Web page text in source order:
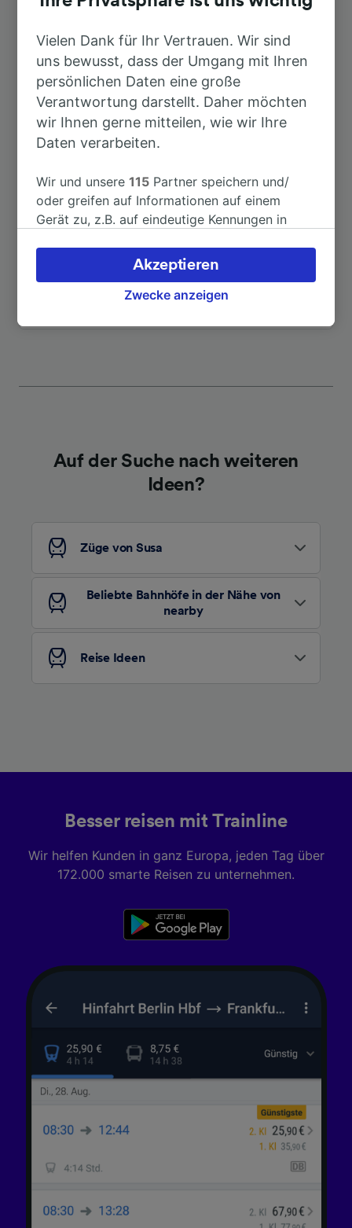
Nach Turin 1h 6min
Nach Torino Porta Nuova
Nach Mailand Centrale 2h 11min
Nach Oulx 1h 16min
Nach Bardonecchia
Weitere Verbindungen sehen
Auf der Suche nach weiteren
Ideen?
Züge von Susa
Beliebte Bahnhöfe in der Nähe von
nearby
Reise Ideen
Besser reisen mit Trainline
Wir helfen Kunden in ganz Europa, jeden Tag über
172.000 smarte Reisen zu unternehmen.
Vielen Dank für Ihr Vertrauen. Wir sind
uns bewusst, dass der Umgang mit Ihren
persönlichen Daten eine große
Verantwortung darstellt. Daher möchten
wir Ihnen gerne mitteilen, wie wir Ihre
Daten verarbeiten.
Wir und unsere115 Partner speichern und/
oder greifen auf Informationen auf einem
Gerät zu, z.B. auf eindeutige Kennungen in
verarbeiten. Sie können Ihre Präferenzen
akzeptieren oder verwalten, einschließlich
Ihres Widerspruchsrechts bei berechtigtem
haben keinen Einfluss auf Surfdaten. Ihre
Wir und unsere Partner verarbeiten Daten, um
aktiv abfragen. Speichern von oder Zugriff auf
Informationen auf einem Endgerät.
Personalisierte Werbung und Inhalte, Messung
von Werbeleistung und der Performance von
Inhalten, Zielgruppenforschung sowie
Liste der Partner (Lieferanten)
Zwecke anzeigen
Akzeptieren